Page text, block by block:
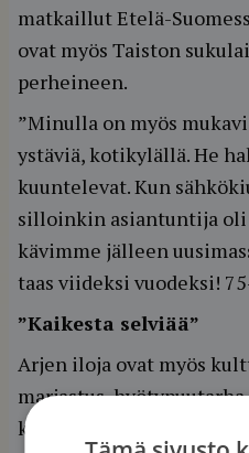
matkaillut Etelä-
ovat myös Taiston
perheineen.
”Minulla on myös
ystäviä, kotikylällä. He
kuuntelevat. Kun
silloinkin asiantuntija oli
kävimme jälleen
taas viideksi vuodeksi!
”Kaikesta selviää”
Arjen iloja ovat myös
marjastus,
käsityöt.